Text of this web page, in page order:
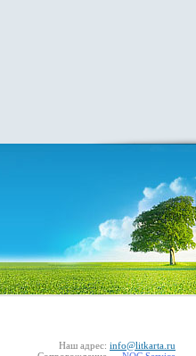
Наш адрес: info@litkarta.ru